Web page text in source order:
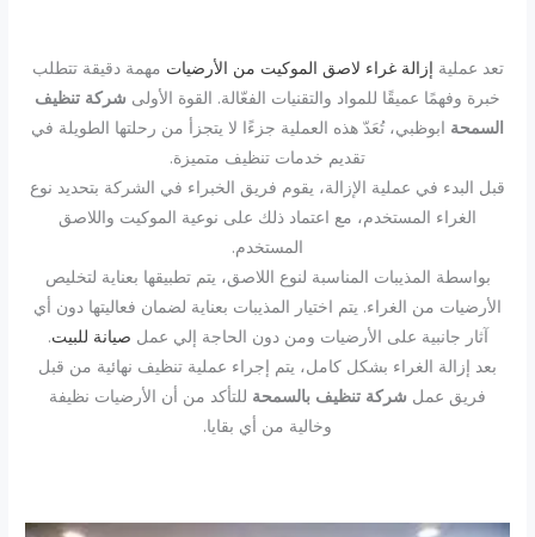
تعد عملية إزالة غراء لاصق الموكيت من الأرضيات مهمة دقيقة تتطلب
خبرة وفهمًا عميقًا للمواد والتقنيات الفعّالة. القوة الأولى شركة تنظيف
السمحة ابوظبي، تُعَدّ هذه العملية جزءًا لا يتجزأ من رحلتها الطويلة في
تقديم خدمات تنظيف متميزة.
قبل البدء في عملية الإزالة، يقوم فريق الخبراء في الشركة بتحديد نوع
الغراء المستخدم، مع اعتماد ذلك على نوعية الموكيت واللاصق
المستخدم.
بواسطة المذيبات المناسبة لنوع اللاصق، يتم تطبيقها بعناية لتخليص
الأرضيات من الغراء. يتم اختيار المذيبات بعناية لضمان فعاليتها دون أي
آثار جانبية على الأرضيات ومن دون الحاجة إلي عمل صيانة للبيت.
بعد إزالة الغراء بشكل كامل، يتم إجراء عملية تنظيف نهائية من قبل
فريق عمل شركة تنظيف بالسمحة للتأكد من أن الأرضيات نظيفة
وخالية من أي بقايا.